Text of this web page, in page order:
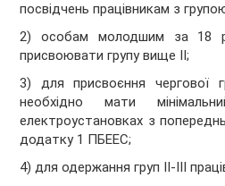
посвідчень працівникам з
2) особам молодшим за 18
присвоювати групу вище II;
3) для присвоєння чергової
необхідно мати
електроустановках з
додатку 1 ПБЕЕС;
4) для одержання груп II-III